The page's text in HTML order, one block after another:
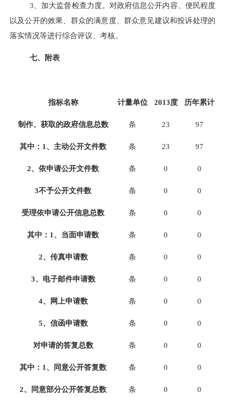
3、加大监督检查力度。对政府信息公开内容、便民程度
以及公开的效果、群众的满意度、群众意见建议和投诉处理的
落实情况等进行综合评议、考核。
七、附表
指标名称 计量单位 2013度 历年累计
制作、获取的政府信息总数 条 23 97
其中：1、主动公开文件数 条 23 97
2、依申请公开文件数 条 0 0
3不予公开文件数 条 0 0
受理依申请公开信息总数 条 0 0
其中：1、当面申请数 条 0 0
2、传真申请数 条 0 0
3、电子邮件申请数 条 0 0
4、网上申请数 条 0 0
5、信函申请数 条 0 0
对申请的答复总数 条 0 0
其中：1、同意公开答复数 条 0 0
2、同意部分公开答复总数 条 0 0